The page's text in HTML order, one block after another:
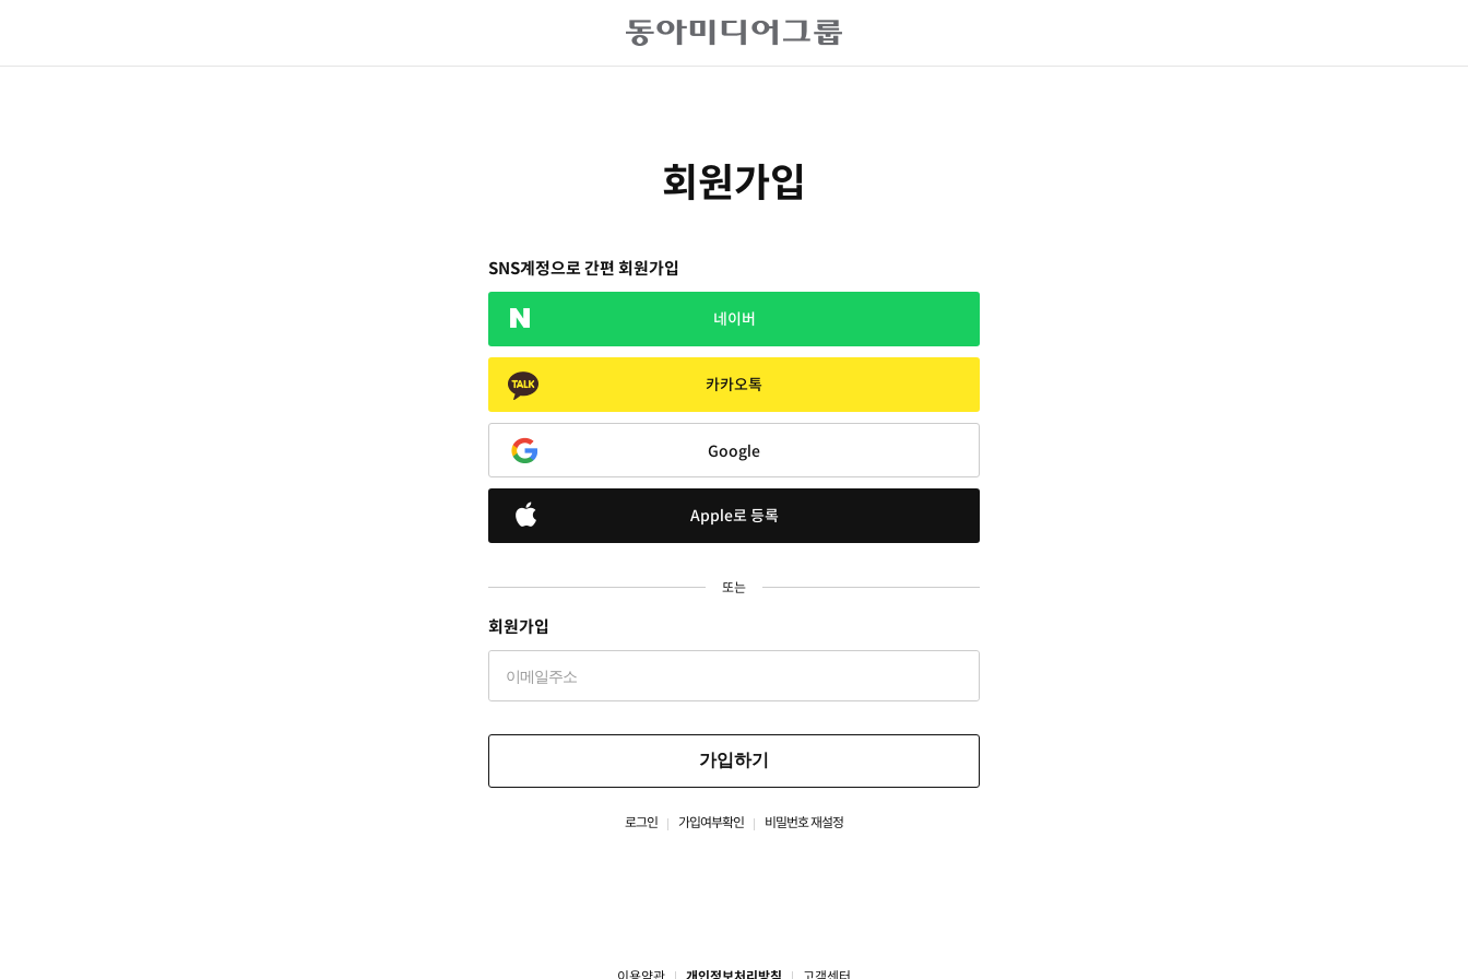
회원가입
SNS계정으로 간편 회원가입
네이버
카카오톡
Google
Apple로 등록
또는
회원가입
가입하기
로그인 가입여부확인 비밀번호 재설정